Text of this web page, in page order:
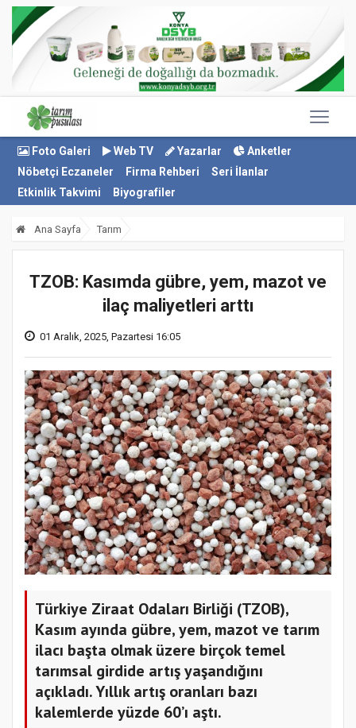
Foto Galeri Web TV Yazarlar
Anketler
Nöbetçi Eczaneler
Firma Rehberi
Seri İlanlar
Etkinlik Takvimi
Biyografiler
Ana Sayfa Tarım
TZOB: Kasımda gübre, yem, mazot ve
ilaç maliyetleri arttı
01 Aralık, 2025, Pazartesi 16:05
Türkiye Ziraat Odaları Birliği (TZOB),
Kasım ayında gübre, yem, mazot ve tarım
ilacı başta olmak üzere birçok temel
tarımsal girdide artış yaşandığını
açıkladı. Yıllık artış oranları bazı
kalemlerde yüzde 60’ı aştı.